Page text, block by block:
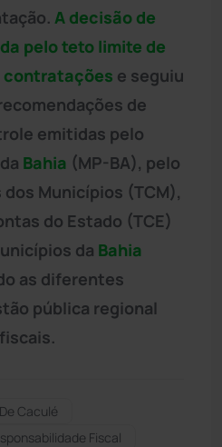
A decisão de
pelo teto limite de
contratações e seguiu
de
emitidas pelo
Bahia (MP-BA), pelo
Municípios (TCM),
do Estado (TCE)
da Bahia
as diferentes
pública regional
Caculé
Fiscal